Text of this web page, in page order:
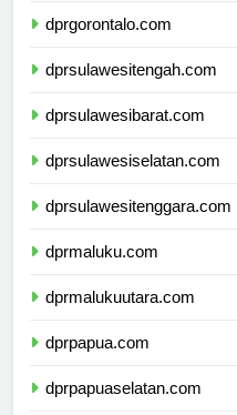
dprgorontalo.com
dprsulawesitengah.com
dprsulawesibarat.com
dprsulawesiselatan.com
dprsulawesitenggara.com
dprmaluku.com
dprmalukuutara.com
dprpapua.com
dprpapuaselatan.com